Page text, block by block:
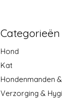
Categorieën
Hond
Kat
Hondenmanden
Verzorging &